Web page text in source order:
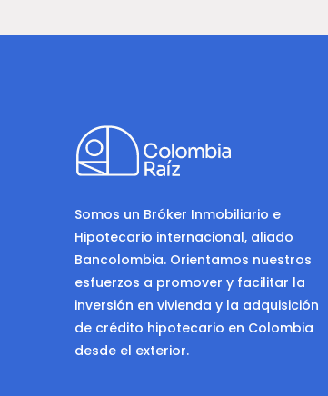
Somos un Bróker Inmobiliario e
Hipotecario internacional, aliado
Bancolombia. Orientamos nuestros
esfuerzos a promover y facilitar la
inversión en vivienda y la adquisición
de crédito hipotecario en Colombia
desde el exterior.